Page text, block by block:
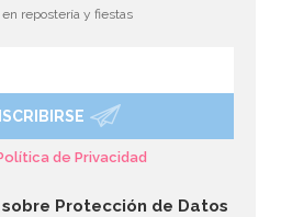
repostería y fiestas
de Privacidad
Protección de Datos